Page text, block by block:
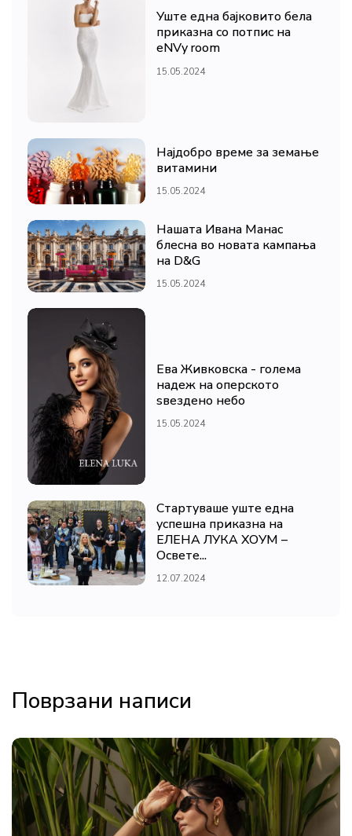
Уште една бајковито бела
приказна со потпис на
eNVy room
15.05.2024
Најдобро време за земање
витамини
15.05.2024
Нашата Ивана Манас
блесна во новата кампања
на D&G
15.05.2024
Ева Живковска - голема
надеж на оперското
ѕвездено небо
15.05.2024
Стартуваше уште една
успешна приказна на
ЕЛЕНА ЛУКА ХОУМ –
Освете...
12.07.2024
Поврзани написи